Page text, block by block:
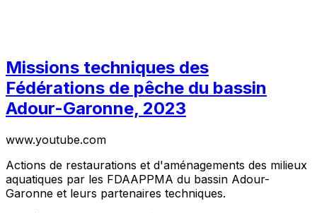
Missions techniques des
Fédérations de pêche du bassin
Adour-Garonne, 2023
www.youtube.com
Actions de restaurations et d'aménagements des milieux
aquatiques par les FDAAPPMA du bassin Adour-
Garonne et leurs partenaires techniques.